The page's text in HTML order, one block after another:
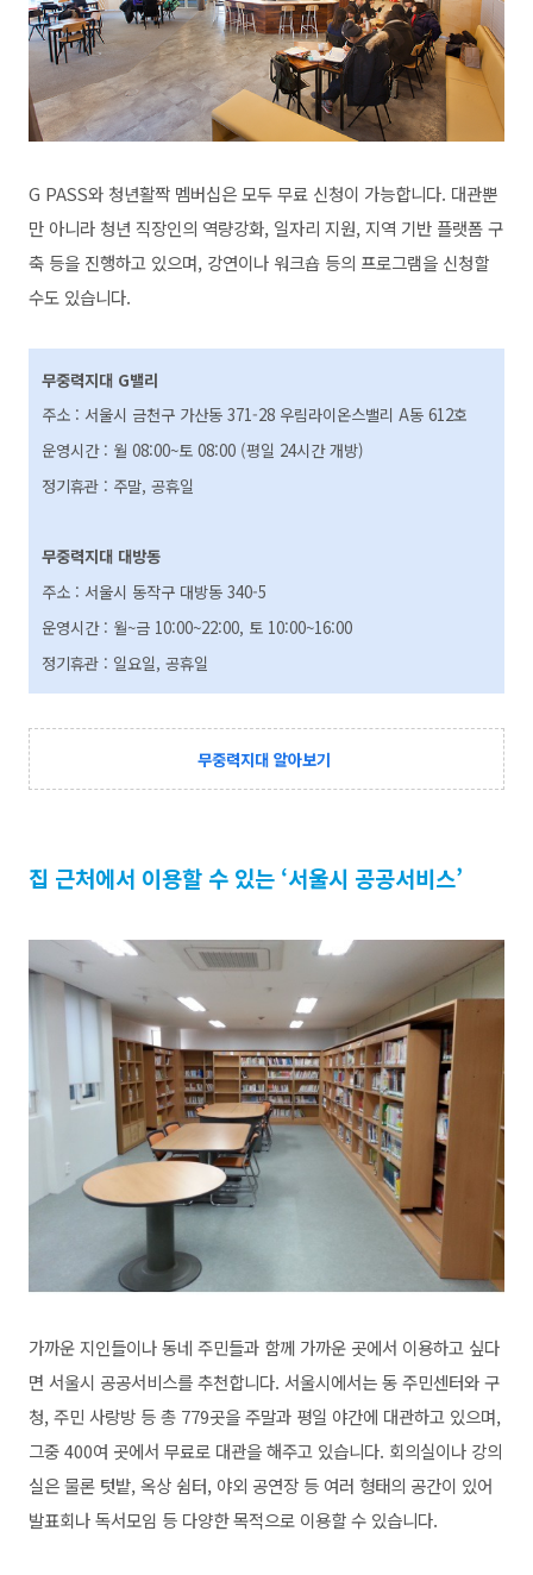
G PASS와 청년활짝 멤버십은 모두 무료 신청이 가능합니다. 대관뿐
만 아니라 청년 직장인의 역량강화, 일자리 지원, 지역 기반 플랫폼 구
축 등을 진행하고 있으며, 강연이나 워크숍 등의 프로그램을 신청할
수도 있습니다.
무중력지대 G밸리
주소 : 서울시 금천구 가산동 371-28 우림라이온스밸리 A동 612호
운영시간 : 월 08:00~토 08:00 (평일 24시간 개방)
정기휴관 : 주말, 공휴일
무중력지대 대방동
주소 : 서울시 동작구 대방동 340-5
운영시간 : 월~금 10:00~22:00, 토 10:00~16:00
정기휴관 : 일요일, 공휴일
무중력지대 알아보기
집 근처에서 이용할 수 있는 ‘서울시 공공서비스’
가까운 지인들이나 동네 주민들과 함께 가까운 곳에서 이용하고 싶다
면 서울시 공공서비스를 추천합니다. 서울시에서는 동 주민센터와 구
청, 주민 사랑방 등 총 779곳을 주말과 평일 야간에 대관하고 있으며,
그중 400여 곳에서 무료로 대관을 해주고 있습니다. 회의실이나 강의
실은 물론 텃밭, 옥상 쉼터, 야외 공연장 등 여러 형태의 공간이 있어
발표회나 독서모임 등 다양한 목적으로 이용할 수 있습니다.